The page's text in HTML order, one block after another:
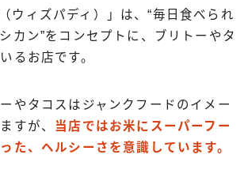
ウィズパディ）」は、“毎日食べられ
カン”をコンセプトに、ブリトーやタ
るお店です。
やタコスはジャンクフードのイメー
すが、
当店ではお米にスーパーフー
た、ヘルシーさを意識しています。